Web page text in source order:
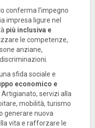
conferma l’impegno
impresa ligure nel
più inclusiva e
le competenze,
anziane,
sfida sociale e
economico e
Artigianato, servizi alla
mobilità, turismo
generare nuova
vita e rafforzare le